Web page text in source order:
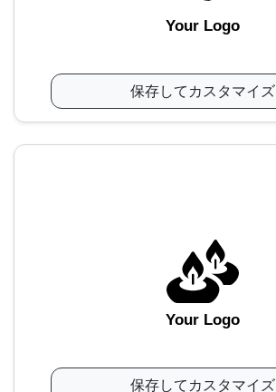
Your Logo
保存してカスタマイズ
Your Logo
保存してカスタマイズ